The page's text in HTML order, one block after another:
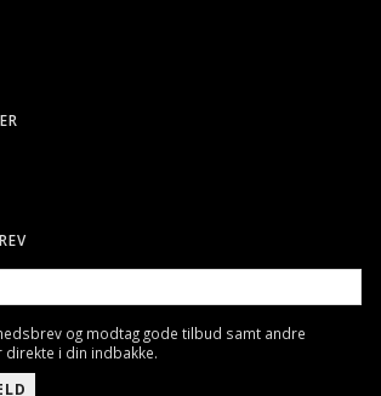
og modtag gode tilbud samt andre
i din indbakke.